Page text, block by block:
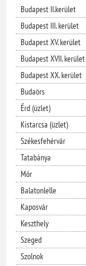
Budapest II.kerület
Budapest III. kerület
Budapest XV. kerület
Budapest XVII. kerület
Budapest XX. kerület
Budaörs
Érd (üzlet)
Kistarcsa (üzlet)
Székesfehérvár
Tatabánya
Mór
Balatonlelle
Kaposvár
Keszthely
Szeged
Szolnok